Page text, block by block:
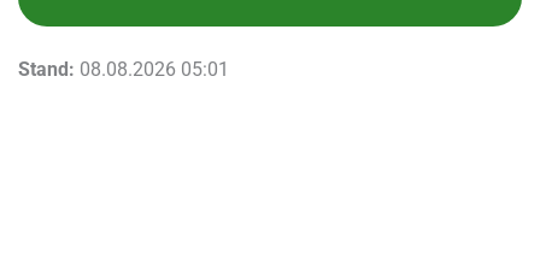
Stand: 08.08.2026 05:01